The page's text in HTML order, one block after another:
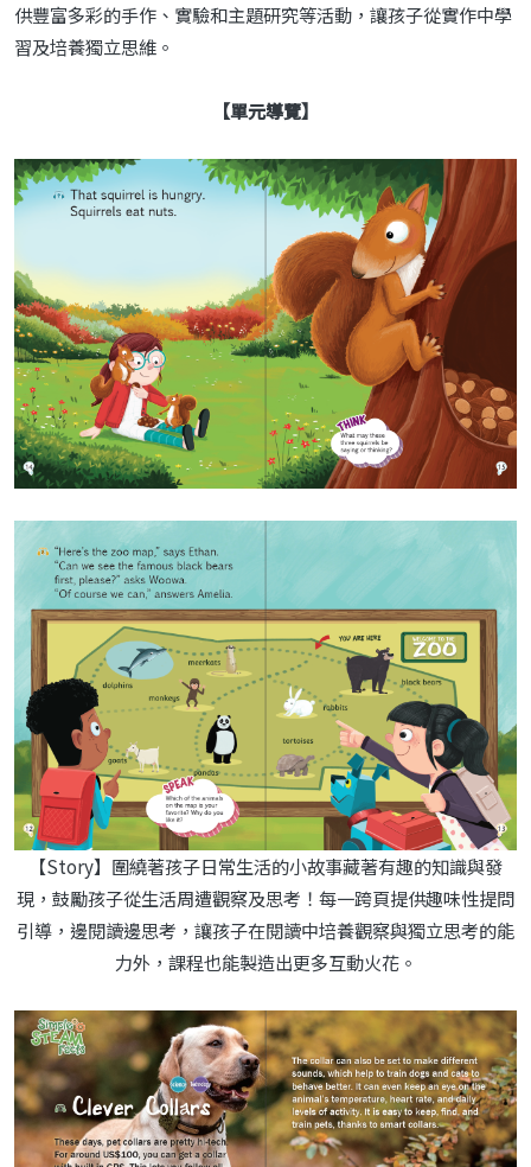
供豐富多彩的手作、實驗和主題研究等活動，讓孩子從實作中學
習及培養獨立思維。
【單元導覽】
【Story】圍繞著孩子日常生活的小故事藏著有趣的知識與發
現，鼓勵孩子從生活周遭觀察及思考！每一跨頁提供趣味性提問
引導，邊閱讀邊思考，讓孩子在閱讀中培養觀察與獨立思考的能
力外，課程也能製造出更多互動火花。